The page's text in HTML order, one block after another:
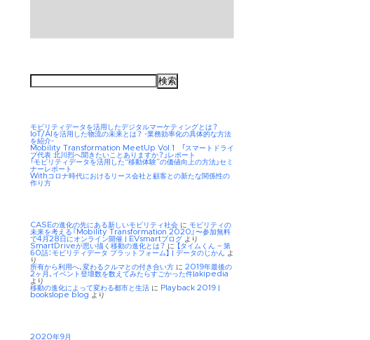
検
モビリティデータを活用したデジタルマーケティングとは？
IoT/AIを活用した物流の未来とは？ -業務効率化の具体的な方法
を紹介-
Mobility Transformation MeetUp Vol.1 「スマートドライ
ブ代表 北川烈へ聞きたいことありますか？」レポート
「モビリティデータを活用した“移動体験”の価値向上の方法」セミ
ナーレポート
Withコロナ時代におけるリース会社と顧客との新たな関係性の
作り方
CASEの進化の先にある新しいモビリティ社会 に モビリティの
未来を考える『Mobility Transformation 2020』〜参加無料
で4月28日にオンライン開催 | EVsmartブログ より
SmartDriveが思い描く移動の進化とは？ に
【タイムくん – 第
60話：モビリティデータ プラットフォーム】 | データのじかん よ
り
所有から利用へ、変わるクルマとの付き合い方 に 2019年最後の
2ヶ月、イベント登壇数を数えてみたらすごかった件|akipedia
より
移動の進化によって変わる都市と生活 に Playback 2019 |
bookslope blog より
2020年9月